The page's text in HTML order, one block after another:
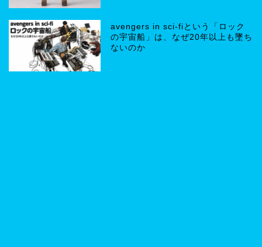
avengers in sci-fiという「ロック
の宇宙船」は、なぜ20年以上も墜ち
ないのか